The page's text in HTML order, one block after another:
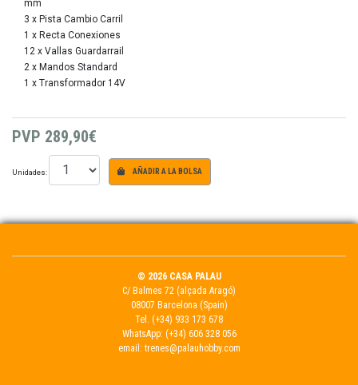
mm
3 x Pista Cambio Carril
1 x Recta Conexiones
12 x Vallas Guardarrail
2 x Mandos Standard
1 x Transformador 14V
PVP 289,90€
Unidades: AÑADIR A LA BOLSA
© 2026 CASA PALAU
C/ Balmes 72 (alçada Aragó)
08007 Barcelona (Spain)
Tel. (+34) 933 173 678
WhatsApp: (+34) 606 328 056
email: trenes@palauhobby.com